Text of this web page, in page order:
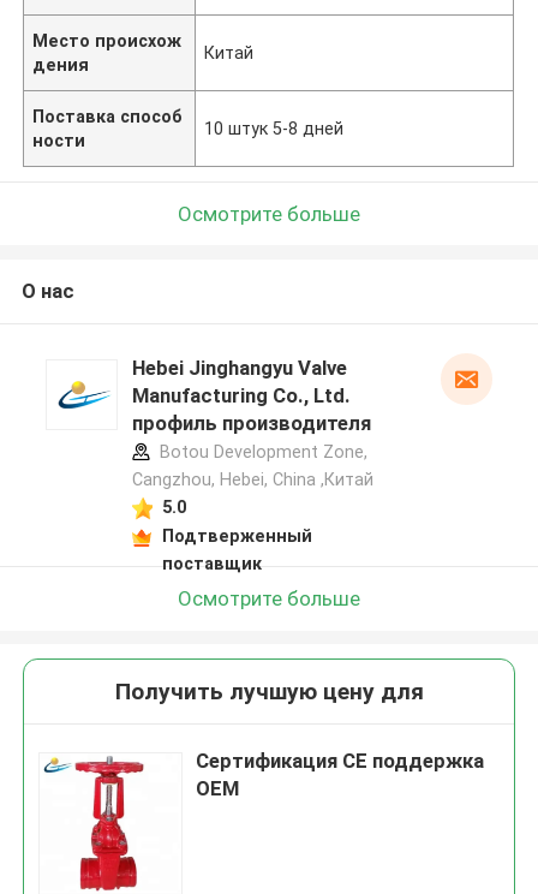
Место происхож
дения
Китай
Поставка способ
ности
10 штук 5-8 дней
Осмотрите больше
О нас
Hebei Jinghangyu Valve
Manufacturing Co., Ltd.
профиль производителя
Botou Development Zone,
Cangzhou, Hebei, China ,Китай
5.0
Подтверженный
поставщик
Осмотрите больше
Получить лучшую цену для
Сертификация CE поддержка
OEM